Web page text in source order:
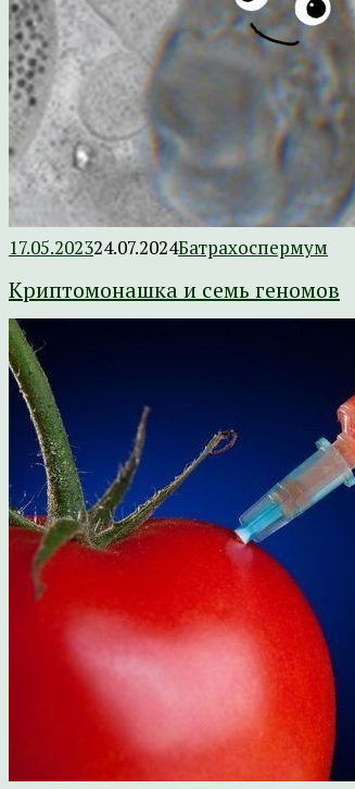
17.05.202324.07.2024Батрахоспермум
Криптомонашка и семь геномов